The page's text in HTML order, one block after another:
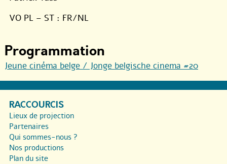
VO PL – ST : FR/NL
Programmation
Jeune cinéma belge / Jonge belgische cinema #20
RACCOURCIS
Lieux de projection
Partenaires
Qui sommes-nous ?
Nos productions
Plan du site